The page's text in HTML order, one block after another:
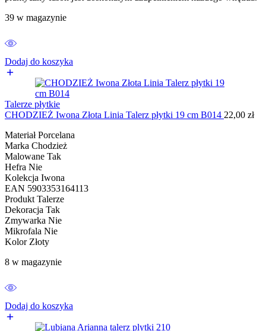
39 w magazynie
Dodaj do koszyka
Talerze płytkie
CHODZIEŻ Iwona Złota Linia Talerz płytki 19 cm B014 22,00 zł
Materiał Porcelana
Marka Chodzież
Malowane Tak
Hefra Nie
Kolekcja Iwona
EAN 5903353164113
Produkt Talerze
Dekoracja Tak
Zmywarka Nie
Mikrofala Nie
Kolor Złoty
8 w magazynie
Dodaj do koszyka